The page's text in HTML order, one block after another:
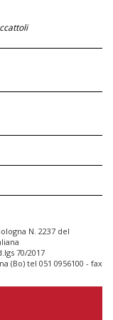
N. 2237 del
70/2017
(Bo) tel 051 0956100 - fax